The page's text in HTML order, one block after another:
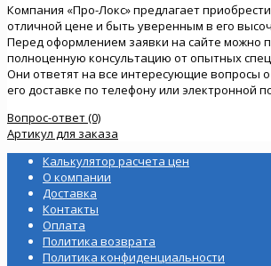
Компания «Про-Локс» предлагает
отличной цене и быть уверенным в его
Перед оформлением заявки на сайте можно
полноценную консультацию от опытных
Они ответят на все интересующие вопросы
его доставке по телефону или электронной
Вопрос-ответ (0)
Артикул для заказа
Калькулятор расчета цен
О компании
Доставка
Контакты
Оплата
Политика возврата
Политика конфиденциальности